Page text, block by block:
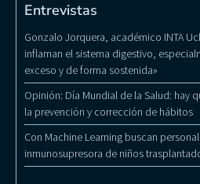
Entrevistas
Gonzalo Jorquera, académico INTA
inflaman el sistema digestivo,
exceso y de forma sostenida»
Opinión: Día Mundial de la Salud: hay
la prevención y corrección de hábitos
Con Machine Learning buscan
inmunosupresora de niños